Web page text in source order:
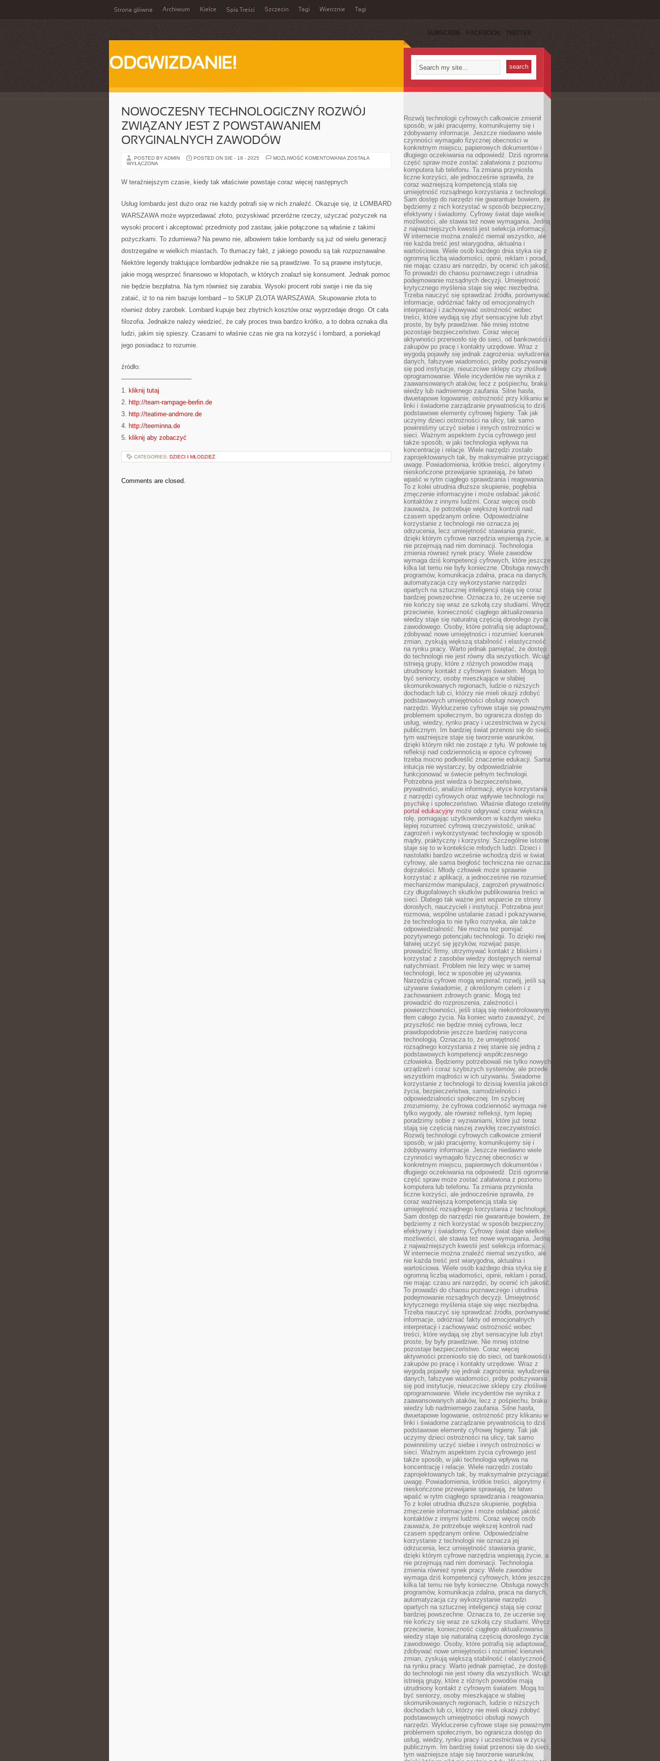
Strona główna Archiwum Kielce Spis Treści Szczecin Tagi Wietrznie Tagi
SUBSCRIBE FACEBOOK TWITTER
ODGWIZDANIE!
NOWOCZESNY TECHNOLOGICZNY ROZWÓJ
ZWIĄZANY JEST Z POWSTAWANIEM
ORYGINALNYCH ZAWODÓW
POSTED BY ADMIN POSTED ON SIE - 18 - 2025 MOŻLIWOŚĆ KOMENTOWANIA NOWOCZESNY
Z
ZAWODÓW
ZOSTAŁA
WYŁĄCZONA
W teraźniejszym czasie, kiedy tak właściwie powstaje coraz więcej następnych
Usług lombardu jest dużo oraz nie każdy potrafi się w nich znaleźć. Okazuje się, iż LOMBARD
WARSZAWA może wyprzedawać złoto, pozyskiwać przeróżne rzeczy, użyczać pożyczek na
wysoki procent i akceptować przedmioty pod zastaw, jakie połączone są właśnie z takimi
pożyczkami. To zdumiewa? Na pewno nie, albowiem takie lombardy są już od wielu generacji
dostrzegalne w wielkich miastach. To tłumaczy fakt, z jakiego powodu są tak rozpoznawalne.
Niektóre legendy traktujące lombardów jednakże nie są prawdziwe. To są prawne instytucje,
jakie mogą wesprzeć finansowo w kłopotach, w których znalazł się konsument. Jednak pomoc
nie będzie bezpłatna. Na tym również się zarabia. Wysoki procent robi swoje i nie da się
zataić, iż to na nim bazuje lombard – to SKUP ZŁOTA WARSZAWA. Skupowanie złota to
również dobry zarobek. Lombard kupuje bez zbytnich kosztów oraz wyprzedaje drogo. Ot cała
filozofia. Jednakże należy wiedzieć, że cały proces trwa bardzo krótko, a to dobra oznaka dla
ludzi, jakim się spieszy. Czasami to właśnie czas nie gra na korzyść i lombard, a poniekąd
jego posiadacz to rozumie.
źródło:
———————————
1. kliknij tutaj
2. http://team-rampage-berlin.de
3. http://teatime-andmore.de
4. http://teeminna.de
5. kliknij aby zobaczyć
CATEGORIES: DZIECI I MŁODZIEŻ
Comments are closed.
Rozwój technologii cyfrowych całkowicie zmienił
sposób, w jaki pracujemy, komunikujemy się i
zdobywamy informacje. Jeszcze niedawno wiele
czynności wymagało fizycznej obecności w
konkretnym miejscu, papierowych dokumentów i
długiego oczekiwania na odpowiedź. Dziś ogromna
część spraw może zostać załatwiona z poziomu
komputera lub telefonu. Ta zmiana przyniosła
liczne korzyści, ale jednocześnie sprawiła, że
coraz ważniejszą kompetencją stała się
umiejętność rozsądnego korzystania z technologii.
Sam dostęp do narzędzi nie gwarantuje bowiem, że
będziemy z nich korzystać w sposób bezpieczny,
efektywny i świadomy. Cyfrowy świat daje wielkie
możliwości, ale stawia też nowe wymagania. Jedną
z najważniejszych kwestii jest selekcja informacji.
W internecie można znaleźć niemal wszystko, ale
nie każda treść jest wiarygodna, aktualna i
wartościowa. Wiele osób każdego dnia styka się z
ogromną liczbą wiadomości, opinii, reklam i porad,
nie mając czasu ani narzędzi, by ocenić ich jakość.
To prowadzi do chaosu poznawczego i utrudnia
podejmowanie rozsądnych decyzji. Umiejętność
krytycznego myślenia staje się więc niezbędna.
Trzeba nauczyć się sprawdzać źródła, porównywać
informacje, odróżniać fakty od emocjonalnych
interpretacji i zachowywać ostrożność wobec
treści, które wydają się zbyt sensacyjne lub zbyt
proste, by były prawdziwe. Nie mniej istotne
pozostaje bezpieczeństwo. Coraz więcej
aktywności przeniosło się do sieci, od bankowości i
zakupów po pracę i kontakty urzędowe. Wraz z
wygodą pojawiły się jednak zagrożenia: wyłudzenia
danych, fałszywe wiadomości, próby podszywania
się pod instytucje, nieuczciwe sklepy czy złośliwe
oprogramowanie. Wiele incydentów nie wynika z
zaawansowanych ataków, lecz z pośpiechu, braku
wiedzy lub nadmiernego zaufania. Silne hasła,
dwuetapowe logowanie, ostrożność przy klikaniu w
linki i świadome zarządzanie prywatnością to dziś
podstawowe elementy cyfrowej higieny. Tak jak
uczymy dzieci ostrożności na ulicy, tak samo
powinniśmy uczyć siebie i innych ostrożności w
sieci. Ważnym aspektem życia cyfrowego jest
także sposób, w jaki technologia wpływa na
koncentrację i relacje. Wiele narzędzi zostało
zaprojektowanych tak, by maksymalnie przyciągać
uwagę. Powiadomienia, krótkie treści, algorytmy i
nieskończone przewijanie sprawiają, że łatwo
wpaść w rytm ciągłego sprawdzania i reagowania.
To z kolei utrudnia dłuższe skupienie, pogłębia
zmęczenie informacyjne i może osłabiać jakość
kontaktów z innymi ludźmi. Coraz więcej osób
zauważa, że potrzebuje większej kontroli nad
czasem spędzanym online. Odpowiedzialne
korzystanie z technologii nie oznacza jej
odrzucenia, lecz umiejętność stawiania granic,
dzięki którym cyfrowe narzędzia wspierają życie, a
nie przejmują nad nim dominacji. Technologia
zmienia również rynek pracy. Wiele zawodów
wymaga dziś kompetencji cyfrowych, które jeszcze
kilka lat temu nie były konieczne. Obsługa nowych
programów, komunikacja zdalna, praca na danych,
automatyzacja czy wykorzystanie narzędzi
opartych na sztucznej inteligencji stają się coraz
bardziej powszechne. Oznacza to, że uczenie się
nie kończy się wraz ze szkołą czy studiami. Wręcz
przeciwnie, konieczność ciągłego aktualizowania
wiedzy staje się naturalną częścią dorosłego życia
zawodowego. Osoby, które potrafią się adaptować,
zdobywać nowe umiejętności i rozumieć kierunek
zmian, zyskują większą stabilność i elastyczność
na rynku pracy. Warto jednak pamiętać, że dostęp
do technologii nie jest równy dla wszystkich. Wciąż
istnieją grupy, które z różnych powodów mają
utrudniony kontakt z cyfrowym światem. Mogą to
być seniorzy, osoby mieszkające w słabiej
skomunikowanych regionach, ludzie o niższych
dochodach lub ci, którzy nie mieli okazji zdobyć
podstawowych umiejętności obsługi nowych
narzędzi. Wykluczenie cyfrowe staje się poważnym
problemem społecznym, bo ogranicza dostęp do
usług, wiedzy, rynku pracy i uczestnictwa w życiu
publicznym. Im bardziej świat przenosi się do sieci,
tym ważniejsze staje się tworzenie warunków,
dzięki którym nikt nie zostaje z tyłu. W połowie tej
refleksji nad codziennością w epoce cyfrowej
trzeba mocno podkreślić znaczenie edukacji. Sama
intuicja nie wystarczy, by odpowiedzialnie
funkcjonować w świecie pełnym technologii.
Potrzebna jest wiedza o bezpieczeństwie,
prywatności, analizie informacji, etyce korzystania
z narzędzi cyfrowych oraz wpływie technologii na
psychikę i społeczeństwo. Właśnie dlatego rzetelny
portal edukacyjny może odgrywać coraz większą
rolę, pomagając użytkownikom w każdym wieku
lepiej rozumieć cyfrową rzeczywistość, unikać
zagrożeń i wykorzystywać technologię w sposób
mądry, praktyczny i korzystny. Szczególnie istotne
staje się to w kontekście młodych ludzi. Dzieci i
nastolatki bardzo wcześnie wchodzą dziś w świat
cyfrowy, ale sama biegłość techniczna nie oznacza
dojrzałości. Młody człowiek może sprawnie
korzystać z aplikacji, a jednocześnie nie rozumieć
mechanizmów manipulacji, zagrożeń prywatności
czy długofalowych skutków publikowania treści w
sieci. Dlatego tak ważne jest wsparcie ze strony
dorosłych, nauczycieli i instytucji. Potrzebna jest
rozmowa, wspólne ustalanie zasad i pokazywanie,
że technologia to nie tylko rozrywka, ale także
odpowiedzialność. Nie można też pomijać
pozytywnego potencjału technologii. To dzięki niej
łatwiej uczyć się języków, rozwijać pasje,
prowadzić firmy, utrzymywać kontakt z bliskimi i
korzystać z zasobów wiedzy dostępnych niemal
natychmiast. Problem nie leży więc w samej
technologii, lecz w sposobie jej używania.
Narzędzia cyfrowe mogą wspierać rozwój, jeśli są
używane świadomie, z określonym celem i z
zachowaniem zdrowych granic. Mogą też
prowadzić do rozproszenia, zależności i
powierzchowności, jeśli stają się niekontrolowanym
tłem całego życia. Na koniec warto zauważyć, że
przyszłość nie będzie mniej cyfrowa, lecz
prawdopodobnie jeszcze bardziej nasycona
technologią. Oznacza to, że umiejętność
rozsądnego korzystania z niej stanie się jedną z
podstawowych kompetencji współczesnego
człowieka. Będziemy potrzebowali nie tylko nowych
urządzeń i coraz szybszych systemów, ale przede
wszystkim mądrości w ich używaniu. Świadome
korzystanie z technologii to dzisiaj kwestia jakości
życia, bezpieczeństwa, samodzielności i
odpowiedzialności społecznej. Im szybciej
zrozumiemy, że cyfrowa codzienność wymaga nie
tylko wygody, ale również refleksji, tym lepiej
poradzimy sobie z wyzwaniami, które już teraz
stają się częścią naszej zwykłej rzeczywistości.
Rozwój technologii cyfrowych całkowicie zmienił
sposób, w jaki pracujemy, komunikujemy się i
zdobywamy informacje. Jeszcze niedawno wiele
czynności wymagało fizycznej obecności w
konkretnym miejscu, papierowych dokumentów i
długiego oczekiwania na odpowiedź. Dziś ogromna
część spraw może zostać załatwiona z poziomu
komputera lub telefonu. Ta zmiana przyniosła
liczne korzyści, ale jednocześnie sprawiła, że
coraz ważniejszą kompetencją stała się
umiejętność rozsądnego korzystania z technologii.
Sam dostęp do narzędzi nie gwarantuje bowiem, że
będziemy z nich korzystać w sposób bezpieczny,
efektywny i świadomy. Cyfrowy świat daje wielkie
możliwości, ale stawia też nowe wymagania. Jedną
z najważniejszych kwestii jest selekcja informacji.
W internecie można znaleźć niemal wszystko, ale
nie każda treść jest wiarygodna, aktualna i
wartościowa. Wiele osób każdego dnia styka się z
ogromną liczbą wiadomości, opinii, reklam i porad,
nie mając czasu ani narzędzi, by ocenić ich jakość.
To prowadzi do chaosu poznawczego i utrudnia
podejmowanie rozsądnych decyzji. Umiejętność
krytycznego myślenia staje się więc niezbędna.
Trzeba nauczyć się sprawdzać źródła, porównywać
informacje, odróżniać fakty od emocjonalnych
interpretacji i zachowywać ostrożność wobec
treści, które wydają się zbyt sensacyjne lub zbyt
proste, by były prawdziwe. Nie mniej istotne
pozostaje bezpieczeństwo. Coraz więcej
aktywności przeniosło się do sieci, od bankowości i
zakupów po pracę i kontakty urzędowe. Wraz z
wygodą pojawiły się jednak zagrożenia: wyłudzenia
danych, fałszywe wiadomości, próby podszywania
się pod instytucje, nieuczciwe sklepy czy złośliwe
oprogramowanie. Wiele incydentów nie wynika z
zaawansowanych ataków, lecz z pośpiechu, braku
wiedzy lub nadmiernego zaufania. Silne hasła,
dwuetapowe logowanie, ostrożność przy klikaniu w
linki i świadome zarządzanie prywatnością to dziś
podstawowe elementy cyfrowej higieny. Tak jak
uczymy dzieci ostrożności na ulicy, tak samo
powinniśmy uczyć siebie i innych ostrożności w
sieci. Ważnym aspektem życia cyfrowego jest
także sposób, w jaki technologia wpływa na
koncentrację i relacje. Wiele narzędzi zostało
zaprojektowanych tak, by maksymalnie przyciągać
uwagę. Powiadomienia, krótkie treści, algorytmy i
nieskończone przewijanie sprawiają, że łatwo
wpaść w rytm ciągłego sprawdzania i reagowania.
To z kolei utrudnia dłuższe skupienie, pogłębia
zmęczenie informacyjne i może osłabiać jakość
kontaktów z innymi ludźmi. Coraz więcej osób
zauważa, że potrzebuje większej kontroli nad
czasem spędzanym online. Odpowiedzialne
korzystanie z technologii nie oznacza jej
odrzucenia, lecz umiejętność stawiania granic,
dzięki którym cyfrowe narzędzia wspierają życie, a
nie przejmują nad nim dominacji. Technologia
zmienia również rynek pracy. Wiele zawodów
wymaga dziś kompetencji cyfrowych, które jeszcze
kilka lat temu nie były konieczne. Obsługa nowych
programów, komunikacja zdalna, praca na danych,
automatyzacja czy wykorzystanie narzędzi
opartych na sztucznej inteligencji stają się coraz
bardziej powszechne. Oznacza to, że uczenie się
nie kończy się wraz ze szkołą czy studiami. Wręcz
przeciwnie, konieczność ciągłego aktualizowania
wiedzy staje się naturalną częścią dorosłego życia
zawodowego. Osoby, które potrafią się adaptować,
zdobywać nowe umiejętności i rozumieć kierunek
zmian, zyskują większą stabilność i elastyczność
na rynku pracy. Warto jednak pamiętać, że dostęp
do technologii nie jest równy dla wszystkich. Wciąż
istnieją grupy, które z różnych powodów mają
utrudniony kontakt z cyfrowym światem. Mogą to
być seniorzy, osoby mieszkające w słabiej
skomunikowanych regionach, ludzie o niższych
dochodach lub ci, którzy nie mieli okazji zdobyć
podstawowych umiejętności obsługi nowych
narzędzi. Wykluczenie cyfrowe staje się poważnym
problemem społecznym, bo ogranicza dostęp do
usług, wiedzy, rynku pracy i uczestnictwa w życiu
publicznym. Im bardziej świat przenosi się do sieci,
tym ważniejsze staje się tworzenie warunków,